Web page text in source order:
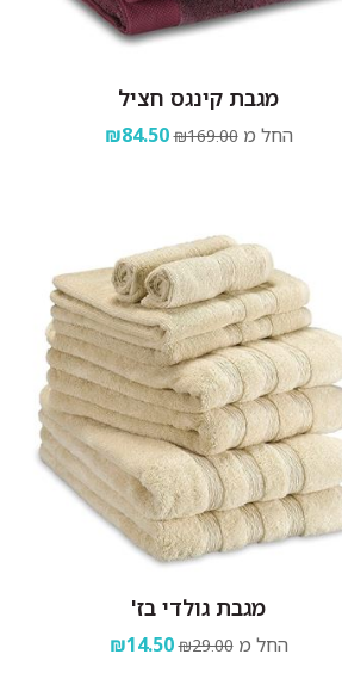
מגבת קינגס חציל
החל מ ₪169.00
₪84.50
מגבת גולדי בז'
החל מ ₪29.00
₪14.50